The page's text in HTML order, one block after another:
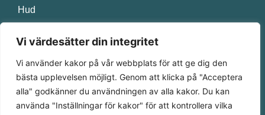
Vi värdesätter din integritet
Vi använder kakor på vår webbplats för att ge dig den
bästa upplevelsen möjligt. Genom att klicka på "Acceptera
alla" godkänner du användningen av alla kakor. Du kan
använda "Inställningar för kakor" för att kontrollera vilka
Hud
Plastikkirurgi
Smärtbehandling
Norra Obbolavägen 129 A 904 22 Umeå
090 – 349 58 10